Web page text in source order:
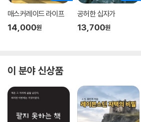
매스커레이드 라이프
14,000원
공허한 십자가
13,700원
이 분야 신상품